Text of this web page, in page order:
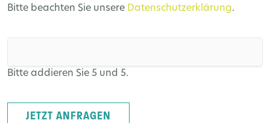
Bitte beachten Sie unsere Datenschutzerklärung.
Bitte addieren Sie 5 und 5.
JETZT ANFRAGEN